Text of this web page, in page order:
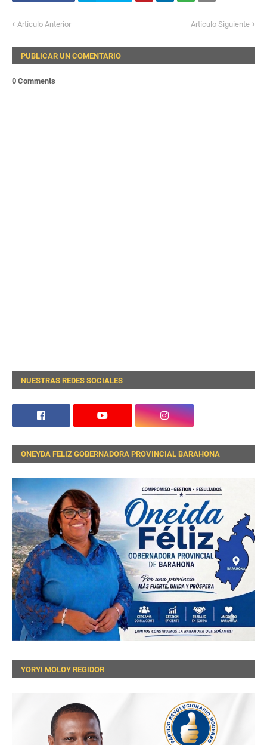
Artículo Anterior Artículo Siguiente
PUBLICAR UN COMENTARIO
0 Comments
NUESTRAS REDES SOCIALES
ONEYDA FELIZ GOBERNADORA PROVINCIAL BARAHONA
YORYI MOLOY REGIDOR